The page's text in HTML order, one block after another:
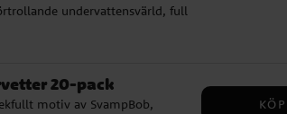
undervattensvärld, full
24,5 cm hög.
20-pack
motiv av SvampBob,
KÖP